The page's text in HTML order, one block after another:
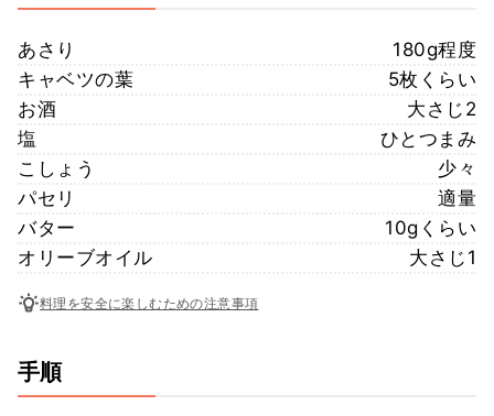
あさり
180g程度
キャベツの葉
5枚くらい
お酒
大さじ2
塩
ひとつまみ
こしょう
少々
パセリ
適量
バター
10gくらい
オリーブオイル
大さじ1
料理を安全に楽しむための注意事項
手順